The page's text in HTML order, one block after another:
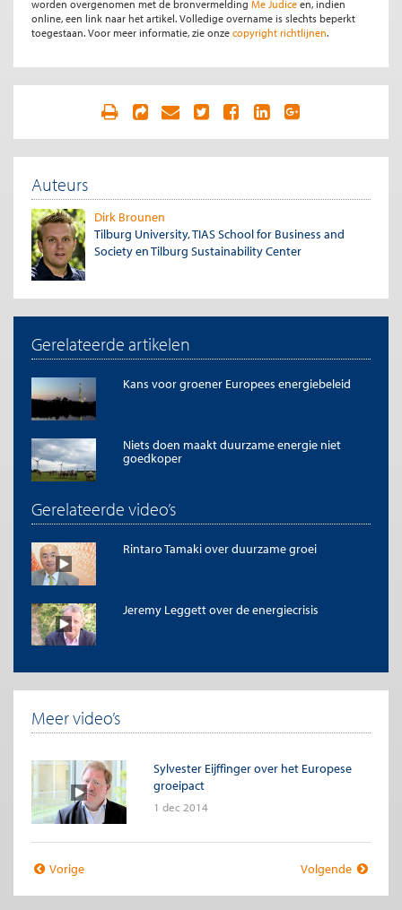
worden overgenomen met de bronvermelding Me Judice en, indien
online, een link naar het artikel. Volledige overname is slechts beperkt
toegestaan. Voor meer informatie, zie onze copyright richtlijnen.
Auteurs
Dirk Brounen
Tilburg University, TIAS School for Business and
Society en Tilburg Sustainability Center
Gerelateerde artikelen
Kans voor groener Europees energiebeleid
Niets doen maakt duurzame energie niet
goedkoper
Gerelateerde video’s
Rintaro Tamaki over duurzame groei
Jeremy Leggett over de energiecrisis
Meer video’s
Sylvester Eijffinger over het Europese
groeipact
1 dec 2014
Vorige Volgende